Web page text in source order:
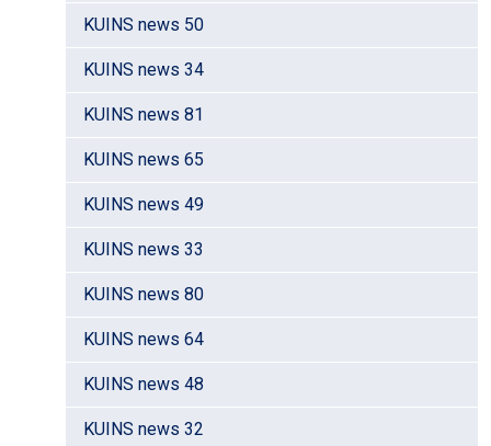
KUINS news 50
KUINS news 34
KUINS news 81
KUINS news 65
KUINS news 49
KUINS news 33
KUINS news 80
KUINS news 64
KUINS news 48
KUINS news 32